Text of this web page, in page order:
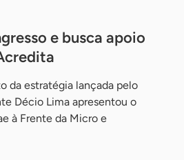
e busca apoio
da estratégia lançada pelo
Décio Lima apresentou o
à Frente da Micro e